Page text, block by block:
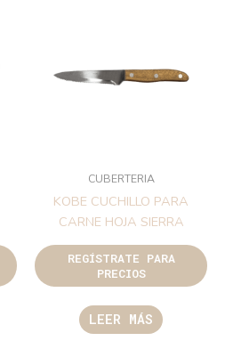
CUBERTERIA
KOBE CUCHILLO PARA
CARNE HOJA SIERRA
REGÍSTRATE PARA
PRECIOS
LEER MÁS